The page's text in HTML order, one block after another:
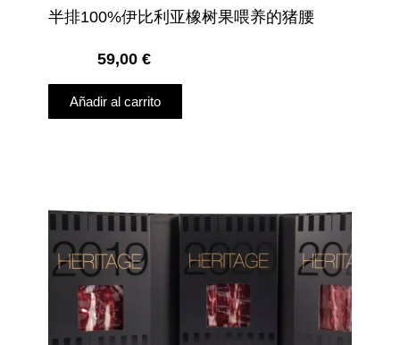
半排100%伊比利亚橡树果喂养的猪腰
59,00 €
Añadir al carrito